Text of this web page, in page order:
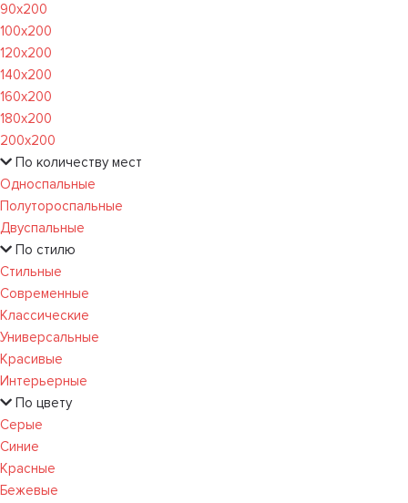
90х200
100х200
120x200
140х200
160х200
180х200
200х200
По количеству мест
Односпальные
Полутороспальные
Двуспальные
По стилю
Стильные
Современные
Классические
Универсальные
Красивые
Интерьерные
По цвету
Серые
Синие
Красные
Бежевые